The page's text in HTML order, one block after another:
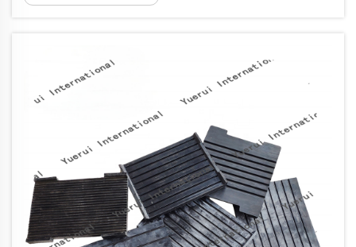
pajisjet ballafaqohen me sfida të pandërprera